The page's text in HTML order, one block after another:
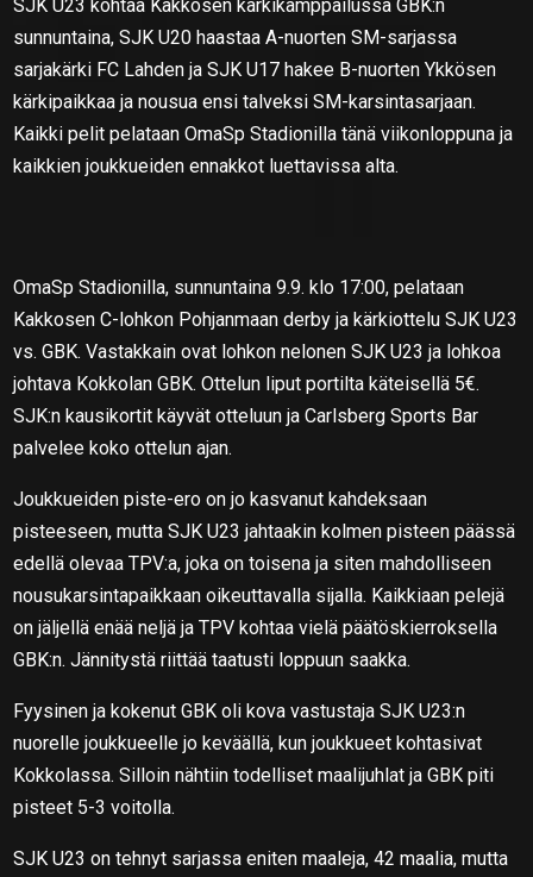
SJK U23 kohtaa Kakkosen kärkikamppailussa GBK:n
sunnuntaina, SJK U20 haastaa A-nuorten SM-sarjassa
sarjakärki FC Lahden ja SJK U17 hakee B-nuorten Ykkösen
kärkipaikkaa ja nousua ensi talveksi SM-karsintasarjaan.
Kaikki pelit pelataan OmaSp Stadionilla tänä viikonloppuna ja
kaikkien joukkueiden ennakkot luettavissa alta.
OmaSp Stadionilla, sunnuntaina 9.9. klo 17:00, pelataan
Kakkosen C-lohkon Pohjanmaan derby ja kärkiottelu SJK U23
vs. GBK. Vastakkain ovat lohkon nelonen SJK U23 ja lohkoa
johtava Kokkolan GBK. Ottelun liput portilta käteisellä 5€.
SJK:n kausikortit käyvät otteluun ja Carlsberg Sports Bar
palvelee koko ottelun ajan.
Joukkueiden piste-ero on jo kasvanut kahdeksaan
pisteeseen, mutta SJK U23 jahtaakin kolmen pisteen päässä
edellä olevaa TPV:a, joka on toisena ja siten mahdolliseen
nousukarsintapaikkaan oikeuttavalla sijalla. Kaikkiaan pelejä
on jäljellä enää neljä ja TPV kohtaa vielä päätöskierroksella
GBK:n. Jännitystä riittää taatusti loppuun saakka.
Fyysinen ja kokenut GBK oli kova vastustaja SJK U23:n
nuorelle joukkueelle jo keväällä, kun joukkueet kohtasivat
Kokkolassa. Silloin nähtiin todelliset maalijuhlat ja GBK piti
pisteet 5-3 voitolla.
SJK U23 on tehnyt sarjassa eniten maaleja, 42 maalia, mutta